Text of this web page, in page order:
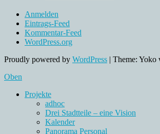
Anmelden
Eintrags-Feed
Kommentar-Feed
WordPress.org
Proudly powered by WordPress | Theme: Yoko
Oben
Projekte
adhoc
Drei Stadtteile – eine Vision
Kalender
Panorama Personal